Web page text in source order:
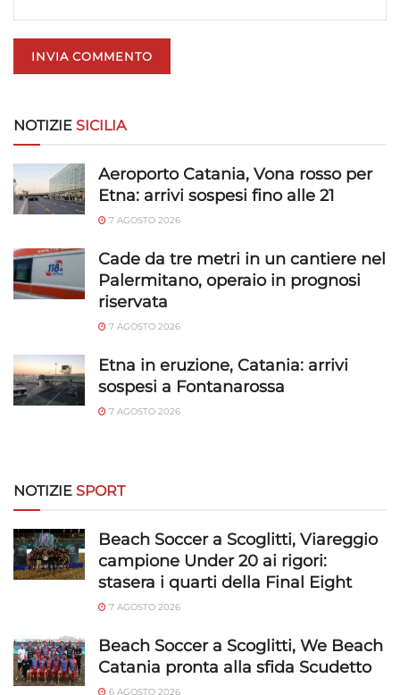
NOTIZIE SICILIA
Aeroporto Catania, Vona rosso per
Etna: arrivi sospesi fino alle 21
7 AGOSTO 2026
Cade da tre metri in un cantiere nel
Palermitano, operaio in prognosi
riservata
7 AGOSTO 2026
Etna in eruzione, Catania: arrivi
sospesi a Fontanarossa
7 AGOSTO 2026
NOTIZIE SPORT
Beach Soccer a Scoglitti, Viareggio
campione Under 20 ai rigori:
stasera i quarti della Final Eight
7 AGOSTO 2026
Beach Soccer a Scoglitti, We Beach
Catania pronta alla sfida Scudetto
6 AGOSTO 2026